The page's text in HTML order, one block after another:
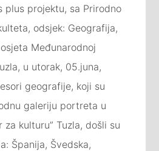
plus projektu, sa Prirodno
odsjek: Geografija,
Međunarodnoj
u utorak, 05.juna,
geografije, koji su
galeriju portreta u
za kulturu” Tuzla, došli su
Španija, Švedska,